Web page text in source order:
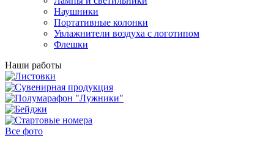
Наушники
Портативные колонки
Увлажнители воздуха с логотипом
Флешки
Наши работы
Все фото